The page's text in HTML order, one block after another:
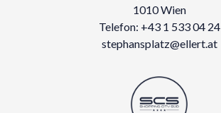
1010 Wien
Telefon: +43 1 533 04 24
stephansplatz@ellert.at